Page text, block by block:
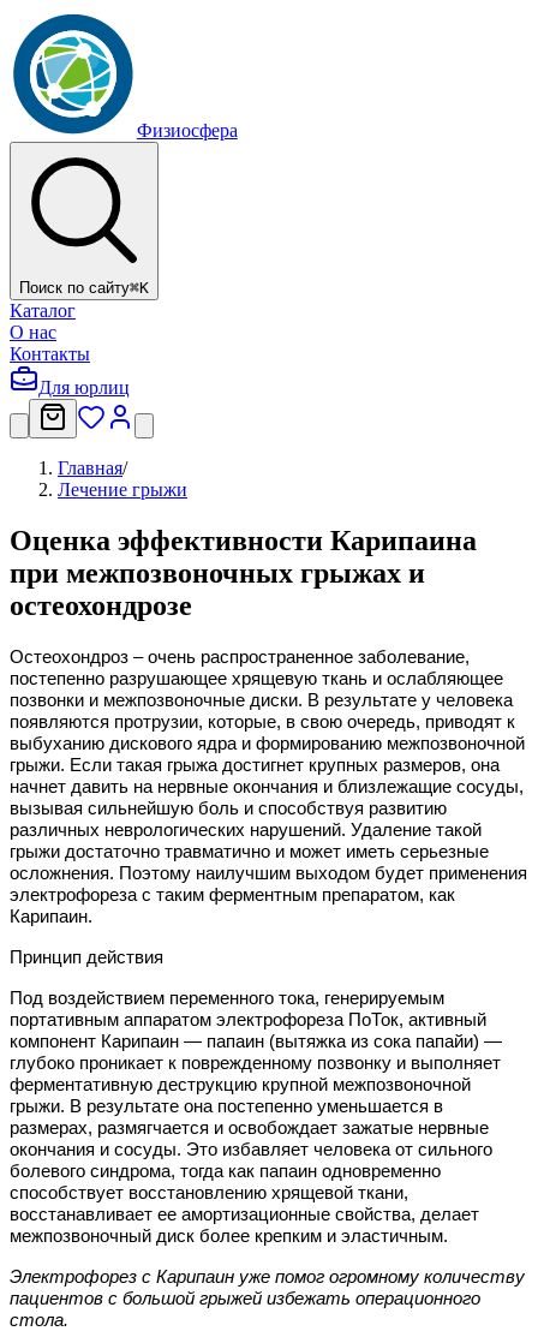
Физиосфера
Поиск по сайту⌘K
Каталог
О нас
Контакты
Для юрлиц
Главная/
Лечение грыжи
Оценка эффективности Карипаина
при межпозвоночных грыжах и
остеохондрозе
Остеохондроз – очень распространенное заболевание,
постепенно разрушающее хрящевую ткань и ослабляющее
позвонки и межпозвоночные диски. В результате у человека
появляются протрузии, которые, в свою очередь, приводят к
выбуханию дискового ядра и формированию межпозвоночной
грыжи. Если такая грыжа достигнет крупных размеров, она
начнет давить на нервные окончания и близлежащие сосуды,
вызывая сильнейшую боль и способствуя развитию
различных неврологических нарушений. Удаление такой
грыжи достаточно травматично и может иметь серьезные
осложнения. Поэтому наилучшим выходом будет применения
электрофореза с таким ферментным препаратом, как
Карипаин.
Принцип действия
Под воздействием переменного тока, генерируемым
портативным аппаратом электрофореза ПоТок, активный
компонент Карипаин — папаин (вытяжка из сока папайи) —
глубоко проникает к поврежденному позвонку и выполняет
ферментативную деструкцию крупной межпозвоночной
грыжи. В результате она постепенно уменьшается в
размерах, размягчается и освобождает зажатые нервные
окончания и сосуды. Это избавляет человека от сильного
болевого синдрома, тогда как папаин одновременно
способствует восстановлению хрящевой ткани,
восстанавливает ее амортизационные свойства, делает
межпозвоночный диск более крепким и эластичным.
Электрофорез с Карипаин уже помог огромному количеству
пациентов с большой грыжей избежать операционного
стола.